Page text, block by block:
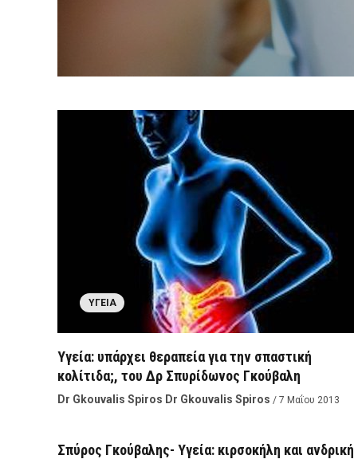
ΥΓΕΊΑ
Υγεία: υπάρχει θεραπεία για την σπαστική
κολίτιδα;, του Δρ Σπυρίδωνος Γκούβαλη
Dr Gkouvalis Spiros Dr Gkouvalis Spiros / 7 Μαΐου 2013
ΥΓΕΊΑ
Σπύρος Γκούβαλης- Υγεία: κιρσοκήλη και ανδρική